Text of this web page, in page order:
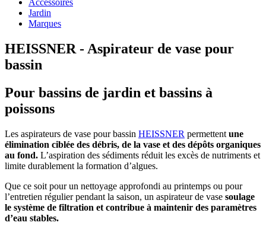
Accessoires
Jardin
Marques
HEISSNER - Aspirateur de vase pour
bassin
Pour bassins de jardin et bassins à
poissons
Les aspirateurs de vase pour bassin HEISSNER permettent une
élimination ciblée des débris, de la vase et des dépôts organiques
au fond. L’aspiration des sédiments réduit les excès de nutriments et
limite durablement la formation d’algues.
Que ce soit pour un nettoyage approfondi au printemps ou pour
l’entretien régulier pendant la saison, un aspirateur de vase soulage
le système de filtration et contribue à maintenir des paramètres
d’eau stables.